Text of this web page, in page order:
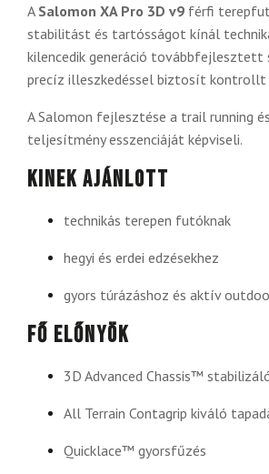
A Salomon XA Pro 3D v9 férfi
stabilitást és tartósságot kínál
kilencedik generáció továbbfejlesztett
precíz illeszkedéssel biztosít kontrollt
A Salomon fejlesztése a trail running
teljesítmény esszenciáját képviseli.
Kinek ajánlott
technikás terepen futóknak
hegyi és erdei edzésekhez
gyors túrázáshoz és aktív
Fő előnyök
3D Advanced Chassis™
All Terrain Contagrip kiváló
Quicklace™ gyorsfűzés